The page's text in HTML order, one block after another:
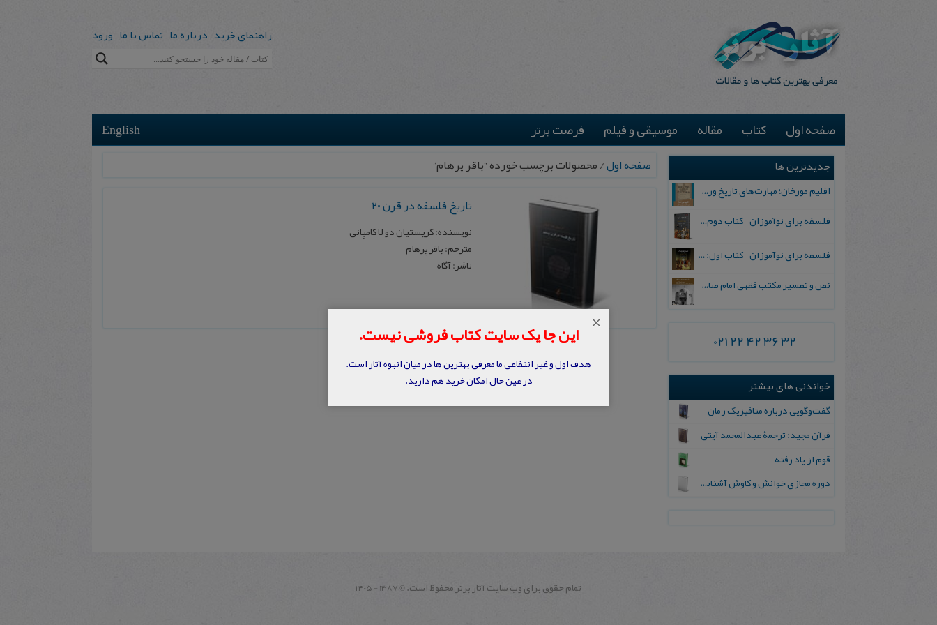
راهنمای خرید درباره ما تماس با ما ورود
English صفحه اول کتاب مقاله موسیقی و فیلم فرصت برتر
صفحه اول/ محصولات برچسب خورده “باقر پرهام”
تاریخ فلسفه در قرن ۲۰
نویسنده: کریستیان دو لا کامپانی
مترجم: باقر پرهام
ناشر: آگاه
جدیدترین ها
اقلیم مورخان؛ مهارت‌های تاریخ ورزی علمی
فلسفه برای نوآموزان_ کتاب دوم: پرسش درباره واقعیت و معرفت
فلسفه برای نوآموزان_ کتاب اول: تردید در باورهای رایج
نص و تفسیر مکتب فقهی امام صادق علیه السلام
021 22 42 36 32
خواندنی های بیشتر
گفت‌وگویی درباره متافیزیک زمان
قرآن مجید: ترجمۀ عبدالمحمد آیتی
قوم از یاد رفته
دوره مجازی خوانش و کاوش آشنایی با قرآن
این جا یک سایت کتاب فروشی نیست.
هدف اول و غیر انتفاعی ما معرفی بهترین ها در میان انبوه آثار است.
در عین حال امکان خرید هم دارید.
×
تمام حقوق برای وب سايت آثار برتر محفوظ است. ©